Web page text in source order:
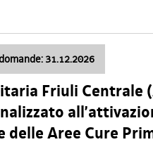
31.12.2026
Friuli Centrale
Aree Cure